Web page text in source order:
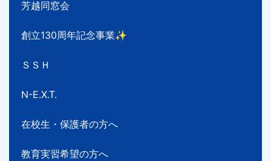
芳越同窓会
創立130周年記念事業✨
ＳＳＨ
N-E.X.T.
在校生・保護者の方へ
教育実習希望の方へ